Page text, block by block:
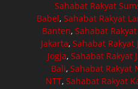
Sahabat Rakyat
Babel,Sahabat Rakyat
Banten,Sahabat
Jakarta, Sahabat Rakyat
Jogja, Sahabat Rakyat
Bali,Sahabat Rakyat
NTT,Sahabat Rakyat